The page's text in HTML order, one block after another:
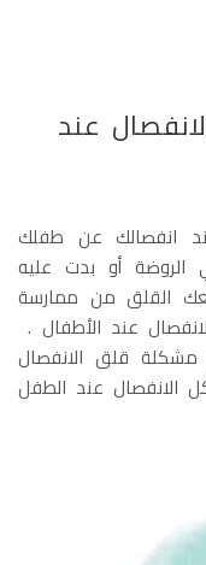
عند
انفصالك عن طفلك
الروضة أو بدت عليه
القلق من ممارسة
عند الأطفال .
قلق الانفصال
الانفصال عند الطفل